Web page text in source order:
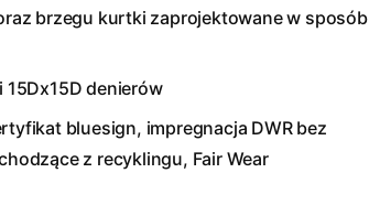
brzegu kurtki zaprojektowane w sposób
15Dx15D denierów
bluesign, impregnacja DWR bez
z recyklingu, Fair Wear